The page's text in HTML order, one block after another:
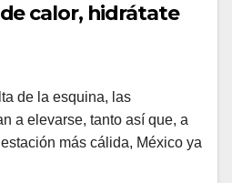
calor, hidrátate
de la esquina, las
a elevarse, tanto así que, a
más cálida, México ya